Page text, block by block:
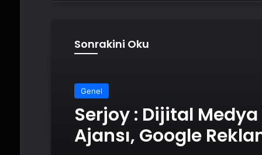
Sonrakini Oku
Genel
Serjoy : Dijital Medya
Ajansı, Google